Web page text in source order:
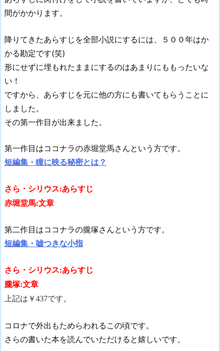
間がかかります。
降りてきたあらすじを全部小説にするには、５００年はか
かる勘定です(笑)
形にせずに埋もれたままにするのはあまりにももったいな
い！
ですから、あらすじを元に他の方にも書いてもらうことに
しました。
その第一作目が出来ました。
第一作目はココナラの赤堀堂馬さんという方です。
短編集・瞳に映る秘密とは？
さら・シリウス:あらすじ
赤堀堂馬:文章
第二作目はココナラの朧塚さんという方です。
短編集・嘘つきな小指
さら・シリウス:あらすじ
朧塚:文章
上記は￥437です。
コロナで外出もためらわれるこの頃です。
さらの書いた本を読んでいただけると嬉しいです。